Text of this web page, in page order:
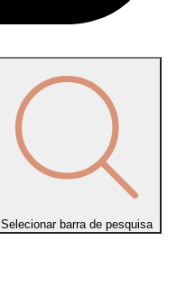
Selecionar barra de pesquisa